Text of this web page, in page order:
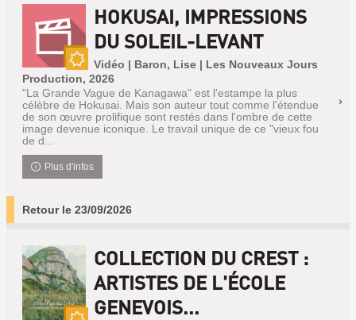
Nouveauté
HOKUSAI, IMPRESSIONS
DU SOLEIL-LEVANT
Vidéo | Baron, Lise | Les Nouveaux Jours
Production, 2026
"La Grande Vague de Kanagawa" est l'estampe la plus
célèbre de Hokusai. Mais son auteur tout comme l'étendue
de son œuvre prolifique sont restés dans l'ombre de cette
image devenue iconique. Le travail unique de ce "vieux fou
de d...
Plus d'infos
Retour le 23/09/2026
COLLECTION DU CREST :
ARTISTES DE L'ÉCOLE
GENEVOIS...